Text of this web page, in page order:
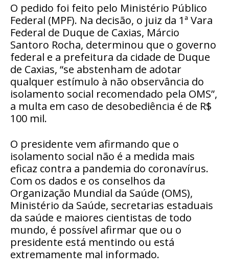
O pedido foi feito pelo Ministério Público
Federal (MPF). Na decisão, o juiz da 1ª Vara
Federal de Duque de Caxias, Márcio
Santoro Rocha, determinou que o governo
federal e a prefeitura da cidade de Duque
de Caxias, “se abstenham de adotar
qualquer estímulo à não observância do
isolamento social recomendado pela OMS”,
a multa em caso de desobediência é de R$
100 mil.
O presidente vem afirmando que o
isolamento social não é a medida mais
eficaz contra a pandemia do coronavírus.
Com os dados e os conselhos da
Organização Mundial da Saúde (OMS),
Ministério da Saúde, secretarias estaduais
da saúde e maiores cientistas de todo
mundo, é possível afirmar que ou o
presidente está mentindo ou está
extremamente mal informado.